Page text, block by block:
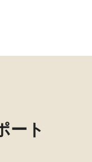
ート